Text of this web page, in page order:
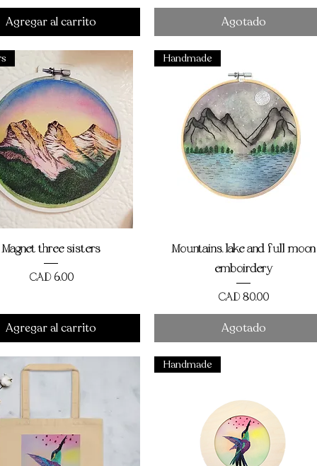
Agregar al carrito Agotado
Vista rápida
Magnet three sisters
Precio
CAD 6,00
Agregar al carrito
Vista rápida
Handmade
Mountains, lake and full moon
emboirdery
Precio
CAD 80,00
Agotado
Handmade